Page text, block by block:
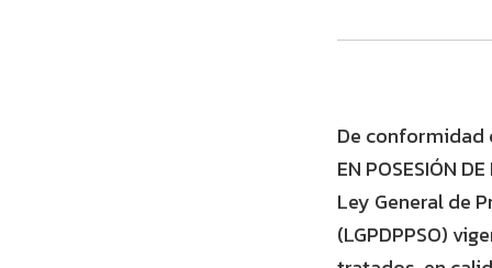
De conformidad
EN POSESIÓN
Ley General de
(LGPDPPSO)